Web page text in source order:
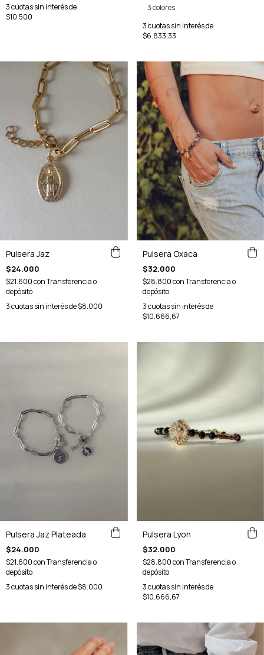
3cuotas sin interés de
$10.500
3 colores
3cuotas sin interés de
$6.833,33
Pulsera Jaz
$24.000
$21.600conTransferencia o
depósito
3cuotas sin interés de$8.000
Pulsera Oxaca
$32.000
$28.800conTransferencia o
depósito
3cuotas sin interés de
$10.666,67
Pulsera Jaz Plateada
$24.000
$21.600conTransferencia o
depósito
3cuotas sin interés de$8.000
Pulsera Lyon
$32.000
$28.800conTransferencia o
depósito
3cuotas sin interés de
$10.666,67